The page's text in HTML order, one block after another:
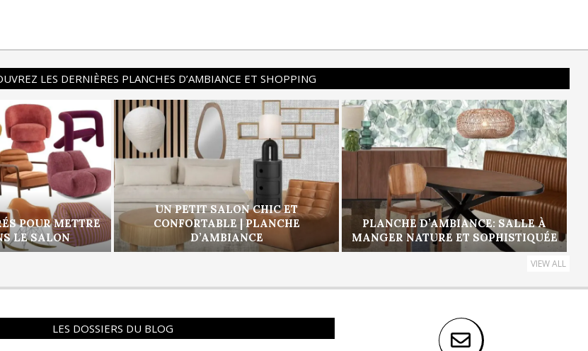
LES DERNIÈRES PLANCHES D’AMBIANCE ET SHOPPING
POUR METTRE
LE SALON
UN PETIT SALON CHIC ET
CONFORTABLE | PLANCHE
D’AMBIANCE
PLANCHE D’AMBIANCE: SALLE À
MANGER NATURE ET SOPHISTIQUÉE
VIEW ALL
LES DOSSIERS DU BLOG